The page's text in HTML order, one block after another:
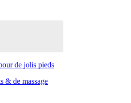
de jolis pieds
& de massage